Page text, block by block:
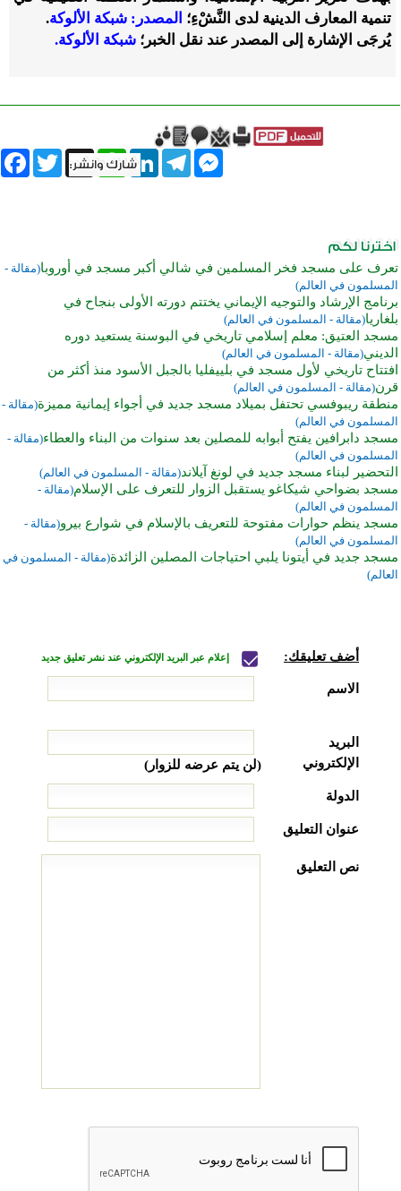
تنمية المعارف الدينية لدى النَّشْءِ؛ المصدر: شبكة الألوكة.
يُرجَى الإشارة إلى المصدر عند نقل الخبر؛ شبكة الألوكة.
Twitter X
WhatsAppLinkedInTelegram
Messenger
تعرف على مسجد فخر المسلمين في شالي أكبر مسجد في أوروبا(مقالة -
المسلمون في العالم)
برنامج الإرشاد والتوجيه الإيماني يختتم دورته الأولى بنجاح في
بلغاريا(مقالة - المسلمون في العالم)
مسجد العتيق: معلم إسلامي تاريخي في البوسنة يستعيد دوره
الديني(مقالة - المسلمون في العالم)
افتتاح تاريخي لأول مسجد في بلييفليا بالجبل الأسود منذ أكثر من
قرن(مقالة - المسلمون في العالم)
منطقة ريبوفسي تحتفل بميلاد مسجد جديد في أجواء إيمانية مميزة(مقالة -
المسلمون في العالم)
مسجد دابرافين يفتح أبوابه للمصلين بعد سنوات من البناء والعطاء(مقالة -
المسلمون في العالم)
التحضير لبناء مسجد جديد في لونغ آيلاند(مقالة - المسلمون في العالم)
مسجد بضواحي شيكاغو يستقبل الزوار للتعرف على الإسلام(مقالة -
المسلمون في العالم)
مسجد ينظم حوارات مفتوحة للتعريف بالإسلام في شوارع بيرو(مقالة -
المسلمون في العالم)
مسجد جديد في أيتونا يلبي احتياجات المصلين الزائدة(مقالة - المسلمون في
العالم)
أضف تعليقك: إعلام عبر البريد الإلكتروني عند نشر تعليق جديد
الاسم
البريد
الإلكتروني
(لن يتم عرضه للزوار)
الدولة
عنوان التعليق
نص التعليق